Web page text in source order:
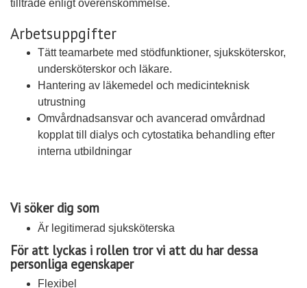
tillträde enligt överenskommelse.
Arbetsuppgifter
Tätt teamarbete med stödfunktioner, sjuksköterskor,
undersköterskor och läkare.
Hantering av läkemedel och medicinteknisk
utrustning
Omvårdnadsansvar och avancerad omvårdnad
kopplat till dialys och cytostatika behandling efter
interna utbildningar
Vi söker dig som
Är legitimerad sjuksköterska
För att lyckas i rollen tror vi att du har dessa
personliga egenskaper
Flexibel